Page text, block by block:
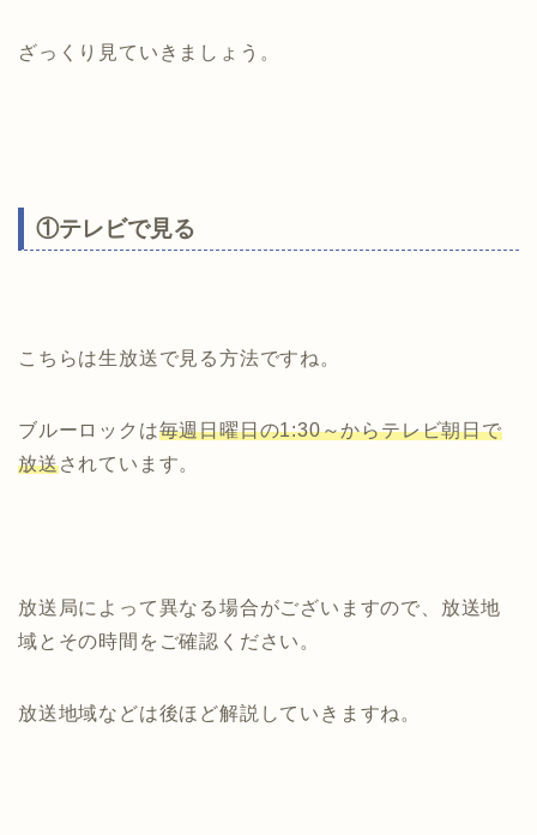
ざっくり見ていきましょう。
①テレビで見る
こちらは生放送で見る方法ですね。
ブルーロックは毎週日曜日の1:30～からテレビ朝日で
放送されています。
放送局によって異なる場合がございますので、放送地
域とその時間をご確認ください。
放送地域などは後ほど解説していきますね。